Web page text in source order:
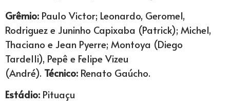
Grêmio: Paulo Victor; Leonardo, Geromel,
Rodriguez e Juninho Capixaba (Patrick); Michel,
Thaciano e Jean Pyerre; Montoya (Diego
Tardelli), Pepê e Felipe Vizeu
(André). Técnico: Renato Gaúcho.
Estádio: Pituaçu